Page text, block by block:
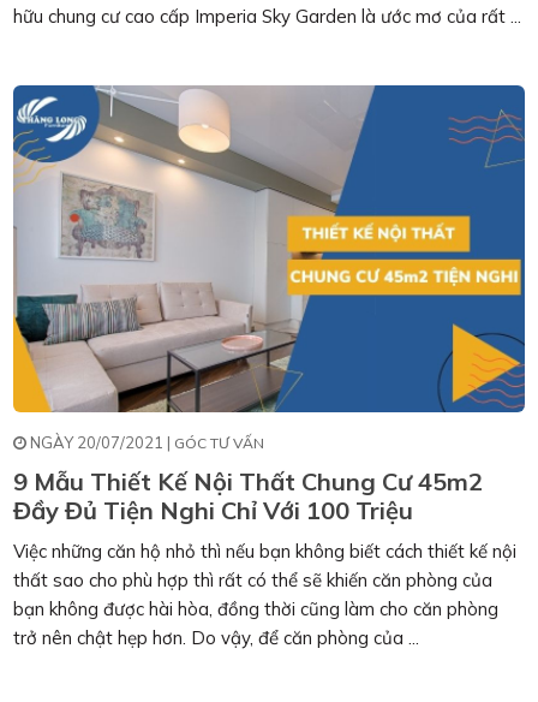
hữu chung cư cao cấp Imperia Sky Garden là ước mơ của rất ...
NGÀY 20/07/2021 | GÓC TƯ VẤN
9 Mẫu Thiết Kế Nội Thất Chung Cư 45m2
Đầy Đủ Tiện Nghi Chỉ Với 100 Triệu
Việc những căn hộ nhỏ thì nếu bạn không biết cách thiết kế nội
thất sao cho phù hợp thì rất có thể sẽ khiến căn phòng của
bạn không được hài hòa, đồng thời cũng làm cho căn phòng
trở nên chật hẹp hơn. Do vậy, để căn phòng của ...